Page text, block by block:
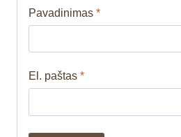
Pavadinimas *
El. paštas *